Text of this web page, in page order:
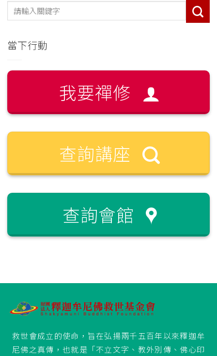
當下行動
我要禪修
查詢講座
查詢會館
救世會成立的使命，旨在弘揚兩千五百年以來釋迦牟
尼佛之真傳，也就是「不立文字、教外別傳、佛心印